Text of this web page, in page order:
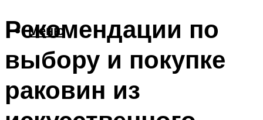
Меню
Рекомендации по
выбору и покупке
раковин из